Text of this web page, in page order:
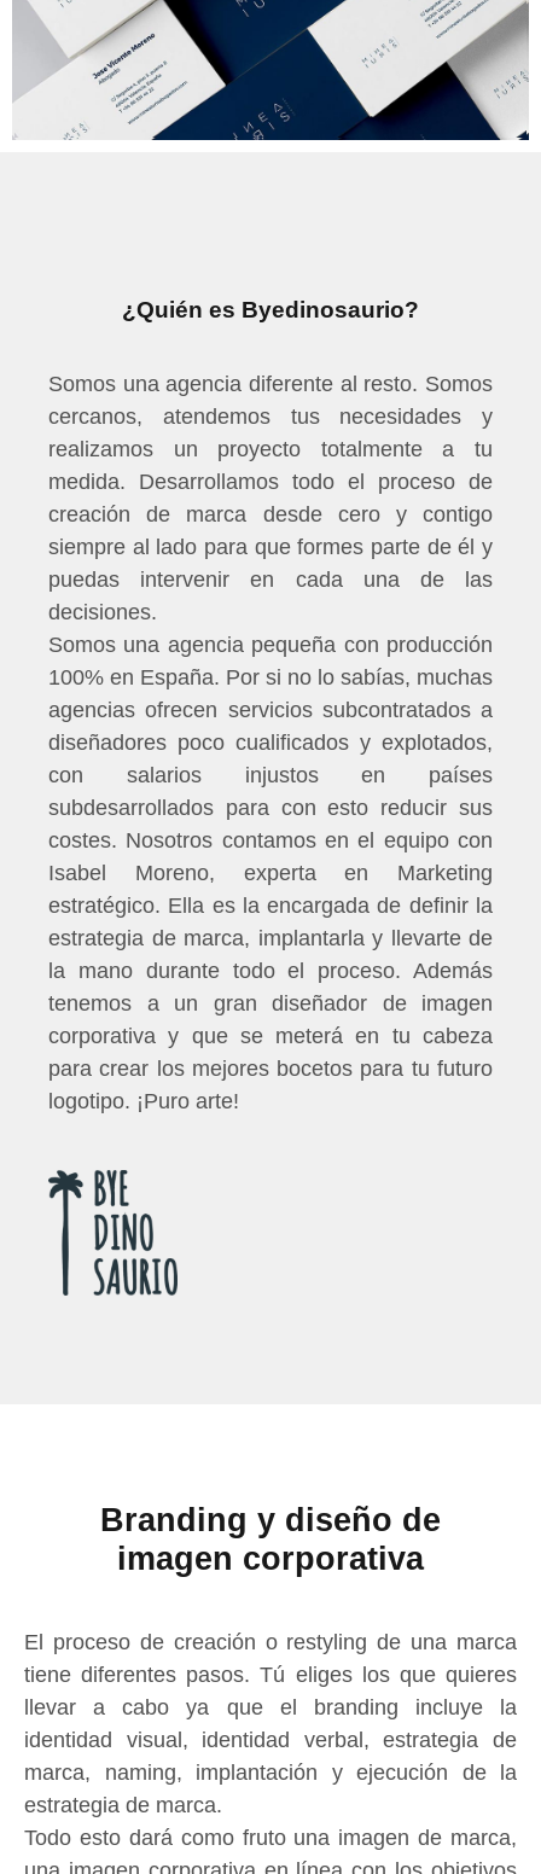
¿Quién es Byedinosaurio?
Somos una agencia diferente al resto. Somos
cercanos, atendemos tus necesidades y
realizamos un proyecto totalmente a tu
medida. Desarrollamos todo el proceso de
creación de marca desde cero y contigo
siempre al lado para que formes parte de él y
puedas intervenir en cada una de las
decisiones.
Somos una agencia pequeña con producción
100% en España. Por si no lo sabías, muchas
agencias ofrecen servicios subcontratados a
diseñadores poco cualificados y explotados,
con salarios injustos en países
subdesarrollados para con esto reducir sus
costes. Nosotros contamos en el equipo con
Isabel Moreno, experta en Marketing
estratégico. Ella es la encargada de definir la
estrategia de marca, implantarla y llevarte de
la mano durante todo el proceso. Además
tenemos a un gran diseñador de imagen
corporativa y que se meterá en tu cabeza
para crear los mejores bocetos para tu futuro
logotipo. ¡Puro arte!
Branding y diseño de
imagen corporativa
El proceso de creación o restyling de una marca
tiene diferentes pasos. Tú eliges los que quieres
llevar a cabo ya que el branding incluye la
identidad visual, identidad verbal, estrategia de
marca, naming, implantación y ejecución de la
estrategia de marca.
Todo esto dará como fruto una imagen de marca,